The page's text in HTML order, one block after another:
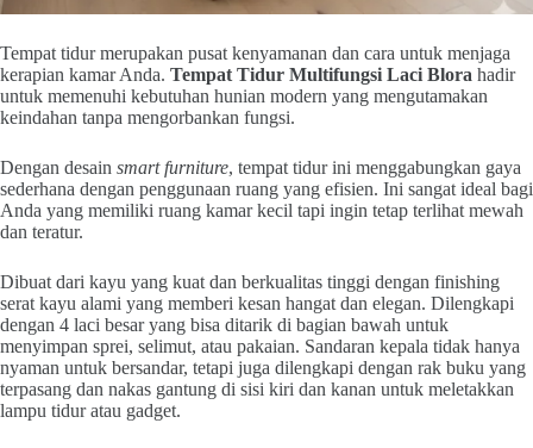
Tempat tidur merupakan pusat kenyamanan dan cara untuk menjaga
kerapian kamar Anda. Tempat Tidur Multifungsi Laci Blora hadir
untuk memenuhi kebutuhan hunian modern yang mengutamakan
keindahan tanpa mengorbankan fungsi.
Dengan desain smart furniture, tempat tidur ini menggabungkan gaya
sederhana dengan penggunaan ruang yang efisien. Ini sangat ideal bagi
Anda yang memiliki ruang kamar kecil tapi ingin tetap terlihat mewah
dan teratur.
Dibuat dari kayu yang kuat dan berkualitas tinggi dengan finishing
serat kayu alami yang memberi kesan hangat dan elegan. Dilengkapi
dengan 4 laci besar yang bisa ditarik di bagian bawah untuk
menyimpan sprei, selimut, atau pakaian. Sandaran kepala tidak hanya
nyaman untuk bersandar, tetapi juga dilengkapi dengan rak buku yang
terpasang dan nakas gantung di sisi kiri dan kanan untuk meletakkan
lampu tidur atau gadget.